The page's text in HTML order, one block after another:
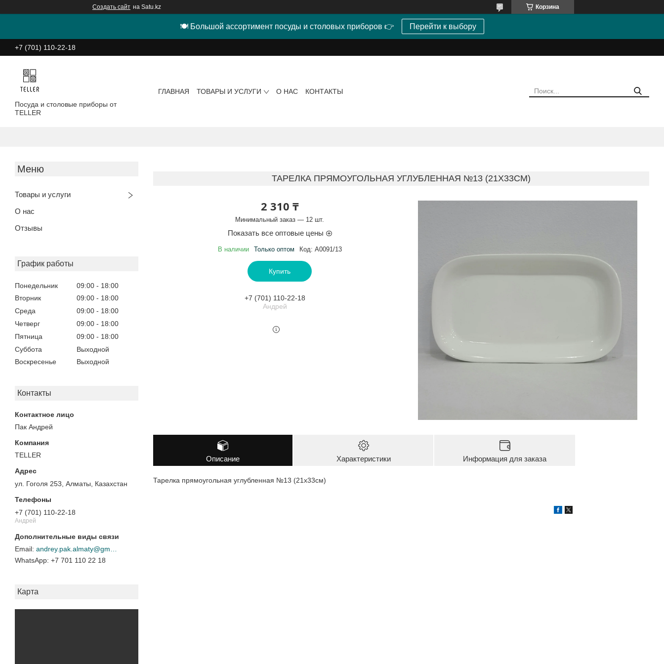
Создать сайт на Satu.kz Корзина
🍽 Большой ассортимент посуды и столовых приборов 👉 Перейти к выбору
+7 (701) 110-22-18
Посуда и столовые приборы от
TELLER
ГЛАВНАЯ ТОВАРЫ И УСЛУГИ О НАС КОНТАКТЫ
Товары и услуги
О нас
Отзывы
График работы
Понедельник 09:00
18:00
Вторник
09:00
18:00
Среда
09:00
18:00
Четверг
09:00
18:00
Пятница
09:00
18:00
Суббота
Выходной
Воскресенье
Выходной
Контакты
Пак Андрей
TELLER
ул. Гоголя 253, Алматы, Казахстан
+7 (701) 110-22-18
Андрей
+7 701 110 22 18
Карта
ТАРЕЛКА ПРЯМОУГОЛЬНАЯ УГЛУБЛЕННАЯ №13 (21Х33СМ)
2 310 ₸
Минимальный заказ — 12 шт.
Показать все оптовые цены
В наличии Только оптом Код: A0091/13
Купить
+7 (701) 110-22-18
Андрей
Описание Характеристики Информация для заказа
Тарелка прямоугольная углубленная №13 (21х33см)